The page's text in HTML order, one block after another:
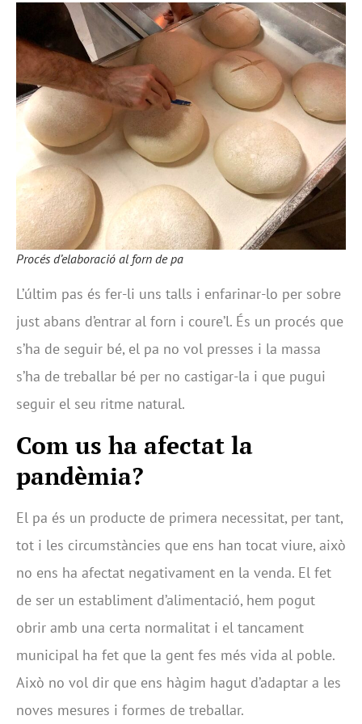
Procés d’elaboració al forn de pa
L’últim pas és fer-li uns talls i enfarinar-lo per sobre
just abans d’entrar al forn i coure’l. És un procés que
s’ha de seguir bé, el pa no vol presses i la massa
s’ha de treballar bé per no castigar-la i que pugui
seguir el seu ritme natural.
Com us ha afectat la
pandèmia?
El pa és un producte de primera necessitat, per tant,
tot i les circumstàncies que ens han tocat viure, això
no ens ha afectat negativament en la venda. El fet
de ser un establiment d’alimentació, hem pogut
obrir amb una certa normalitat i el tancament
municipal ha fet que la gent fes més vida al poble.
Això no vol dir que ens hàgim hagut d’adaptar a les
noves mesures i formes de treballar.